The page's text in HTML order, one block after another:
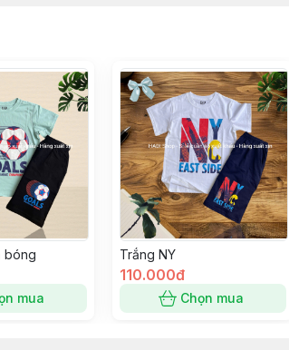
bóng
mua
Trắng NY
110.000đ
Chọn mua